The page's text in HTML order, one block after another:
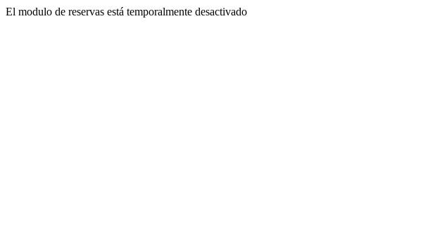
El modulo de reservas está temporalmente desactivado